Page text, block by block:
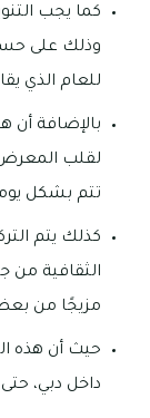
كما يجب
وذلك على
للعام الذي
بالإضافة أن
لقلب
تتم بشكل
كذلك يتم
الثقافية من
مزيجًا من
حيث أن هذه
داخل دبي،